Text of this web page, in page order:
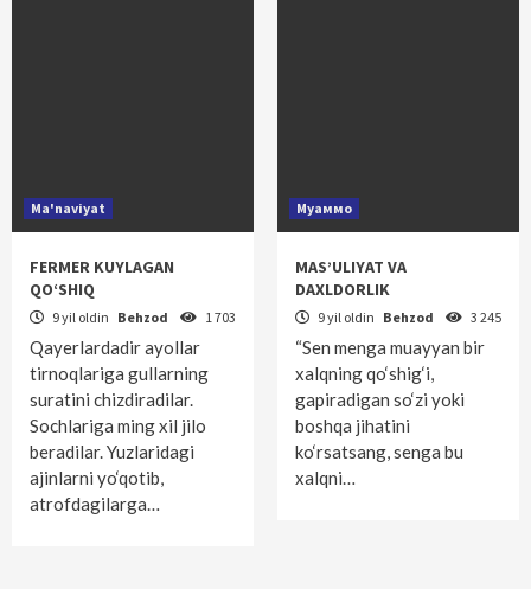
Ma'naviyat
FERMER KUYLAGAN
QO‘SHIQ
9 yil oldin Behzod 1 703
Qayerlardadir ayollar
tirnoqlariga gullarning
suratini chizdiradilar.
Sochlariga ming xil jilo
beradilar. Yuzlaridagi
ajinlarni yo‘qotib,
atrofdagilarga…
Муаммо
MAS’ULIYAT VA
DAXLDORLIK
9 yil oldin Behzod 3 245
“Sen menga muayyan bir
xalqning qo‘shig‘i,
gapiradigan so‘zi yoki
boshqa jihatini
ko‘rsatsang, senga bu
xalqni…